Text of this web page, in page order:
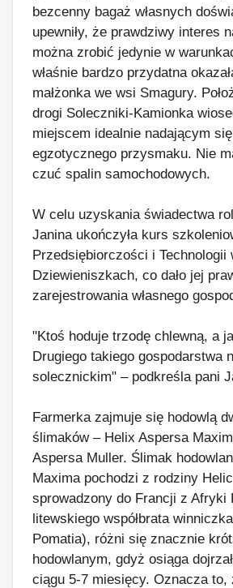
bezcenny bagaż własnych
upewniły, że prawdziwy interes
można zrobić jedynie w
właśnie bardzo przydatna
małżonka we wsi Smagury.
drogi Soleczniki-Kamionka
miejscem idealnie nadającym
egzotycznego przysmaku. Nie
czuć spalin samochodowych.
W celu uzyskania świadectwa
Janina ukończyła kurs
Przedsiębiorczości i Technologii
Dziewieniszkach, co dało jej
zarejestrowania własnego
"Ktoś hoduje trzodę chlewną, a
Drugiego takiego gospodarstwa
solecznickim" – podkreśla pani
Farmerka zajmuje się hodowlą
ślimaków – Helix Aspersa
Aspersa Muller. Ślimak
Maxima pochodzi z rodziny
sprowadzony do Francji z Afryki
litewskiego współbrata
Pomatia), różni się znacznie
hodowlanym, gdyż osiąga
ciągu 5-7 miesięcy. Oznacza to,